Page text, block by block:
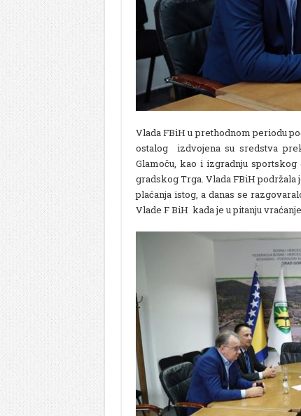
Vlada FBiH u prethodnom periodu
ostalog izdvojena su sredstva
Glamoču, kao i izgradnju
gradskog Trga. Vlada FBiH
plaćanja istog, a danas se
Vlade F BiH kada je u pitanju